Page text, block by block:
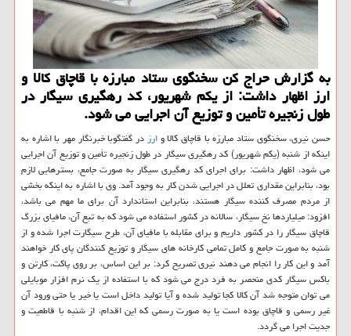
به گزارش حراج كن سخنگوی ستاد مبارزه با قاچاق كالا و
ارز اظهار داشت: از یكم شهریور، كد رهگیری سیگار در
طول زنجیره تأمین و توزیع آن اجرایی می شود.
حسن نیری، سخنگوی ستاد مبارزه با قاچاق کالا وارزدر گفتگوبا خبرنگار مهر با اشاره به
اینکه از شنبه (یکم شهریور) کد رهگیری سیگار در طول زنجیره تأمین و توزیع آن اجرایی
می شود، اظهار داشت: برای اجرای کد رهگیری سیگار به صورت جامع، بسترهایی لازم
بود، بنابراین مقداری تعلل در اجرایی شدن کار به وجود آمد. وی با اشاره به اینکه بخشی
از مردم مصرف کننده سیگار هستند، بنابراین استاندارد آن برای ما مهم می باشد،
افزود: میلیاردها نخ سیگار، سالانه در کشور استفاده می شود که به تبع آن، مافیای بزرگ
قاچاق سیگار را در کشور داریم و برای مقابله با مافیای آن، طرح سیگارت اجرا شده و از
شنبه به صورت جامع و کامل تمامی کارخانه های سیگار و توزیع کنندگان پای کار خواهند
آمد و این کار را انجام می دهند نیری تصریح کرد: بر این اساس، بر روی پاکت، کارتن و
باکس سیگار کدی منحصر به فرد درج می شود که با استفاده از یک نرم افزار موبایلی
می توان متوجه شد آن کالا کجا تولید شده و آیا تولید داخل است یا خیر یا حتی ورود آن
غیر رسمی و قاچاق بوده است یا به صورت رسمی که این اقدام، از شنبه با قاطعیت و
جدیت اجرا می گردد.